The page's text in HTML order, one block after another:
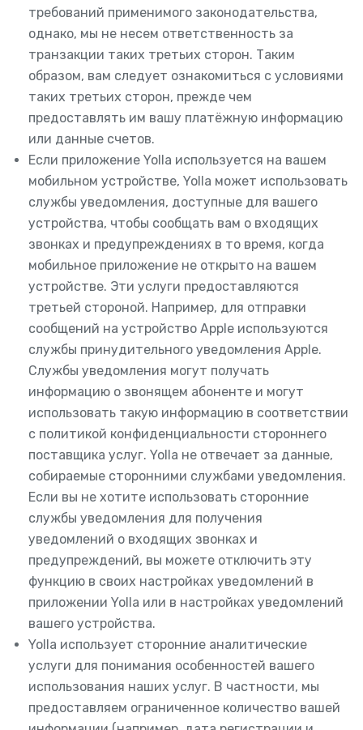
требований применимого законодательства,
однако, мы не несем ответственность за
транзакции таких третьих сторон. Таким
образом, вам следует ознакомиться с условиями
таких третьих сторон, прежде чем
предоставлять им вашу платёжную информацию
или данные счетов.
Если приложение Yolla используется на вашем
мобильном устройстве, Yolla может использовать
службы уведомления, доступные для вашего
устройства, чтобы сообщать вам о входящих
звонках и предупреждениях в то время, когда
мобильное приложение не открыто на вашем
устройстве. Эти услуги предоставляются
третьей стороной. Например, для отправки
сообщений на устройство Apple используются
службы принудительного уведомления Apple.
Службы уведомления могут получать
информацию о звонящем абоненте и могут
использовать такую информацию в соответствии
с политикой конфиденциальности стороннего
поставщика услуг. Yolla не отвечает за данные,
собираемые сторонними службами уведомления.
Если вы не хотите использовать сторонние
службы уведомления для получения
уведомлений о входящих звонках и
предупреждений, вы можете отключить эту
функцию в своих настройках уведомлений в
приложении Yolla или в настройках уведомлений
вашего устройства.
Yolla использует сторонние аналитические
услуги для понимания особенностей вашего
использования наших услуг. В частности, мы
предоставляем ограниченное количество вашей